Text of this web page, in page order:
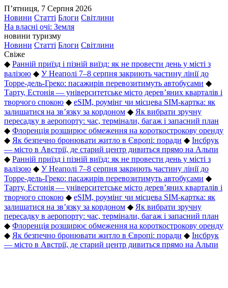
П’ятниця, 7 Серпня 2026
Новини Статті Блоги Світлини
На власні очі: Земля
новини туризму
Новини Статті Блоги Світлини
Свіже
◆ Ранній приїзд і пізній виїзд: як не провести день у місті з
валізою ◆ У Неаполі 7–8 серпня закриють частину лінії до
Торре-дель-Греко: пасажирів перевозитимуть автобусами ◆
Тарту, Естонія — університетське місто дерев’яних кварталів і
творчого спокою ◆ eSIM, роумінг чи місцева SIM-картка: як
залишатися на зв’язку за кордоном ◆ Як вибрати зручну
пересадку в аеропорту: час, термінали, багаж і запасний план
◆ Флоренція розширює обмеження на короткострокову оренду
◆ Як безпечно бронювати житло в Європі: поради ◆ Інсбрук
— місто в Австрії, де старий центр дивиться прямо на Альпи
◆ Ранній приїзд і пізній виїзд: як не провести день у місті з
валізою ◆ У Неаполі 7–8 серпня закриють частину лінії до
Торре-дель-Греко: пасажирів перевозитимуть автобусами ◆
Тарту, Естонія — університетське місто дерев’яних кварталів і
творчого спокою ◆ eSIM, роумінг чи місцева SIM-картка: як
залишатися на зв’язку за кордоном ◆ Як вибрати зручну
пересадку в аеропорту: час, термінали, багаж і запасний план
◆ Флоренція розширює обмеження на короткострокову оренду
◆ Як безпечно бронювати житло в Європі: поради ◆ Інсбрук
— місто в Австрії, де старий центр дивиться прямо на Альпи